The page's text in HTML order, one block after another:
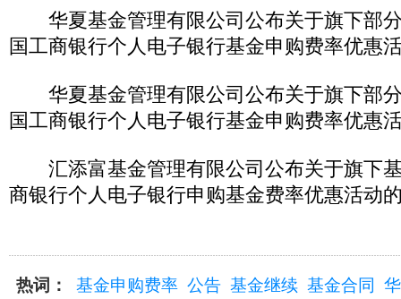
华夏基金管理有限公司公布关于旗下部
国工商银行个人电子银行基金申购费率优惠
华夏基金管理有限公司公布关于旗下部
国工商银行个人电子银行基金申购费率优惠
汇添富基金管理有限公司公布关于旗下
商银行个人电子银行申购基金费率优惠活动
热词： 基金申购费率 公告 基金继续 基金合同